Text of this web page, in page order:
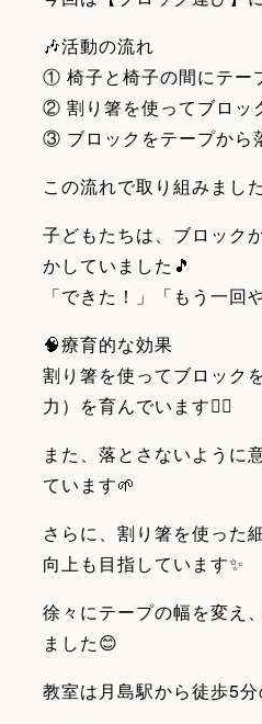
🎶活動の流れ
① 椅子と椅子の間にテー
② 割り箸を使ってブロッ
③ ブロックをテープから
この流れで取り組みまし
子どもたちは、ブロック
かしていました🎵
「できた！」「もう一
🧠療育的な効果
割り箸を使ってブロック
力）を育んでいます✍🏻
また、落とさないように
ています🌱
さらに、割り箸を使った
向上も目指しています✨
徐々にテープの幅を変え
ました😊
教室は月島駅から徒歩5分